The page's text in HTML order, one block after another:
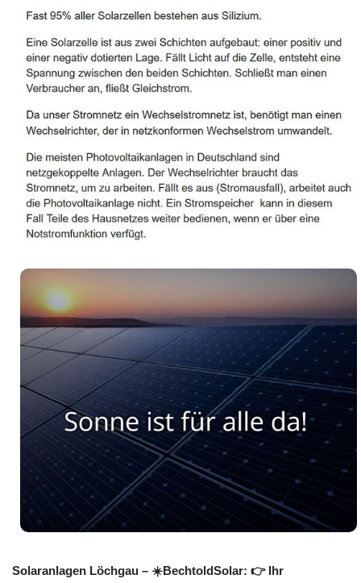
Solaranlagen Löchgau – ☀️BechtoldSolar: 👉 Ihr